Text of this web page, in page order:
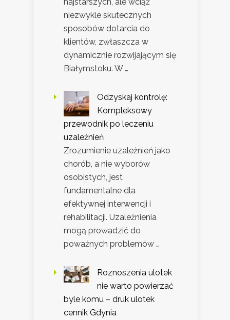
niezwykle skutecznych
sposobów dotarcia do
klientów, zwłaszcza w
dynamicznie rozwijającym się
Białymstoku. W …
Odzyskaj kontrolę:
Kompleksowy
przewodnik po leczeniu
uzależnień
Zrozumienie uzależnień jako
chorób, a nie wyborów
osobistych, jest
fundamentalne dla
efektywnej interwencji i
rehabilitacji. Uzależnienia
mogą prowadzić do
poważnych problemów …
Roznoszenia ulotek
nie warto powierzać
byle komu – druk ulotek
cennik Gdynia